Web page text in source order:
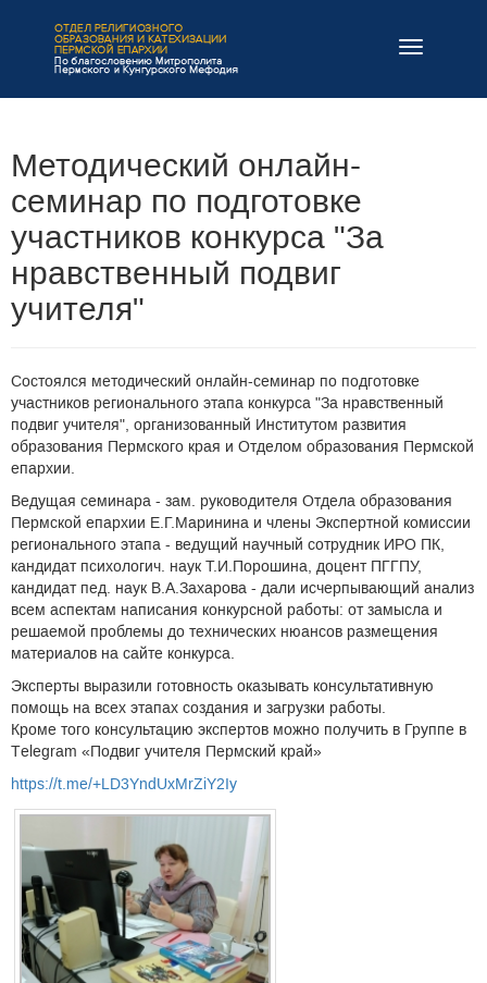
Навигация
Методический онлайн-
семинар по подготовке
участников конкурса "За
нравственный подвиг
учителя"
Состоялся методический онлайн-семинар по подготовке
участников регионального этапа конкурса "За нравственный
подвиг учителя", организованный Институтом развития
образования Пермского края и Отделом образования Пермской
епархии.
Ведущая семинара - зам. руководителя Отдела образования
Пермской епархии Е.Г.Маринина и члены Экспертной комиссии
регионального этапа - ведущий научный сотрудник ИРО ПК,
кандидат психологич. наук Т.И.Порошина, доцент ПГГПУ,
кандидат пед. наук В.А.Захарова - дали исчерпывающий анализ
всем аспектам написания конкурсной работы: от замысла и
решаемой проблемы до технических нюансов размещения
материалов на сайте конкурса.
Эксперты выразили готовность оказывать консультативную
помощь на всех этапах создания и загрузки работы.
Кроме того консультацию экспертов можно получить в Группе в
Тelegram «Подвиг учителя Пермский край»
https://t.me/+LD3YndUxMrZiY2Iy